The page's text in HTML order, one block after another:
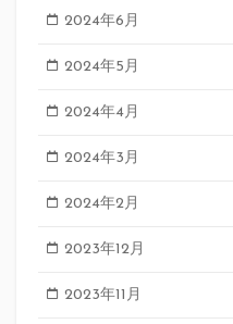
2024年6月
2024年5月
2024年4月
2024年3月
2024年2月
2023年12月
2023年11月